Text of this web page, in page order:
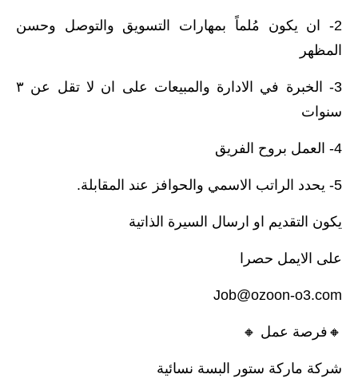
2- ان يكون مُلماً بمهارات التسويق والتوصل وحسن
المظهر
3- الخبرة في الادارة والمبيعات على ان لا تقل عن ٣
سنوات
4- العمل بروح الفريق
5- يحدد الراتب الاسمي والحوافز عند المقابلة.
يكون التقديم او ارسال السيرة الذاتية
على الايمل حصرا
Job@ozoon-o3.com
🔸️فرصة عمل 🔸️
شركة ماركة ستور البسة نسائية